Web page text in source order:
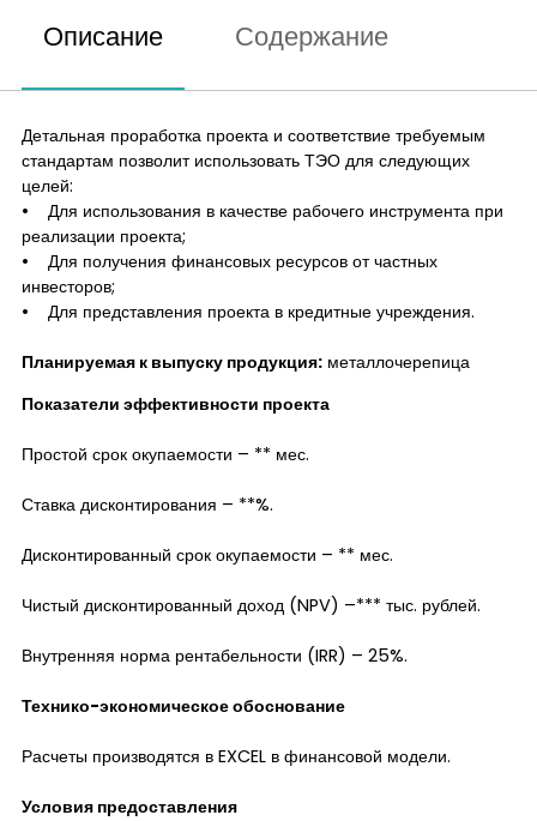
Описание Содержание
Детальная проработка проекта и соответствие требуемым
стандартам позволит использовать ТЭО для следующих
целей:
• Для использования в качестве рабочего инструмента при
реализации проекта;
• Для получения финансовых ресурсов от частных
инвесторов;
• Для представления проекта в кредитные учреждения.
Планируемая к выпуску продукция: металлочерепица
Показатели эффективности проекта
Простой срок окупаемости – ** мес.
Ставка дисконтирования – **%.
Дисконтированный срок окупаемости – ** мес.
Чистый дисконтированный доход (NPV) –*** тыс. рублей.
Внутренняя норма рентабельности (IRR) – 25%.
Технико-экономическое обоснование
Расчеты производятся в EXCEL в финансовой модели.
Условия предоставления